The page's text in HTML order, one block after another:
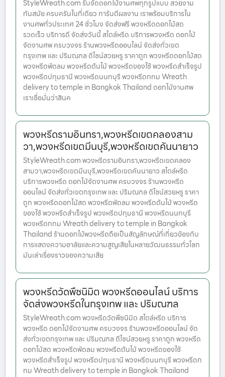
StyleWreath.com รับจัดดอกไม้งานศพทุกรูปแบบ สวยงาม
ทันสมัย ครบครันในที่เดียว การันตีผลงาน เราพร้อมบริการใน
งานศพทั่วประเทศ 24 ชั่วโมง จัดส่งฟรี พวงหรีดดอกไม้สด
รวดเร็ว บริการดี จัดส่งวันนี้ สไตล์หรีด บริการพวงหรีด ดอกไม้
จัดงานศพ ครบวงจร ร้านพวงหรีดออนไลน์ จัดส่งทั่วเขต
กรุงเทพ และ ปริมณฑล ดีไซน์สวยหรู ราคาถูก พวงหรีดดอกไม้สด
พวงหรีดพัดลม พวงหรีดต้นไม้ พวงหรีดของใช้ พวงหรีดสำเร็จรูป
พวงหรีดปทุมธานี พวงหรีดนนทบุรี พวงหรีดกทม Wreath
delivery to temple in Bangkok Thailand ดอกไม้งานศพ
เราเชื่อมั่นว่าสินค
พวงหรีดรามอินทรา,พวงหรีดเขตคลองสาม
วา,พวงหรีดเขตมีนบุรี,พวงหรีดเขตคันนายาว
StyleWreath.com พวงหรีดรามอินทรา,พวงหรีดเขตคลอง
สามวา,พวงหรีดเขตมีนบุรี,พวงหรีดเขตคันนายาว สไตล์หรีด
บริการพวงหรีด ดอกไม้จัดงานศพ ครบวงจร ร้านพวงหรีด
ออนไลน์ จัดส่งทั่วเขตกรุงเทพ และ ปริมณฑล ดีไซน์สวยหรู ราคา
ถูก พวงหรีดดอกไม้สด พวงหรีดพัดลม พวงหรีดต้นไม้ พวงหรีด
ของใช้ พวงหรีดสำเร็จรูป พวงหรีดปทุมธานี พวงหรีดนนทบุรี
พวงหรีดกทม Wreath delivery to temple in Bangkok
Thailand ร้านดอกไม้พวงหรีดถือเป็นสัญลักษณ์ที่เกี่ยวข้องกับ
การแสดงความอาลัยและความสูญเสียในหลายวัฒนธรรมทั่วโลก
มันเล่าเรื่องราวของความเสีย
พวงหรีดวัดพืชนิมิต พวงหรีดออนไลน์ บริการ
จัดส่งพวงหรีดในกรุงเทพ และ ปริมณฑล
StyleWreath.com พวงหรีดวัดพืชนิมิต สไตล์หรีด บริการ
พวงหรีด ดอกไม้จัดงานศพ ครบวงจร ร้านพวงหรีดออนไลน์ จัด
ส่งทั่วเขตกรุงเทพ และ ปริมณฑล ดีไซน์สวยหรู ราคาถูก พวงหรีด
ดอกไม้สด พวงหรีดพัดลม พวงหรีดต้นไม้ พวงหรีดของใช้
พวงหรีดสำเร็จรูป พวงหรีดปทุมธานี พวงหรีดนนทบุรี พวงหรีดก
ทม Wreath delivery to temple in Bangkok Thailand